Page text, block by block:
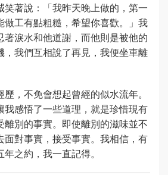
笑著說：「我昨天晚上做的，第一
做工有點粗糙，希望你喜歡。」我
著淚水和他道謝，而他則是被他的
，我們互相說了再見，我便坐車離
，不免會想起曾經的似水流年。
我感悟了一些道理，就是珍惜現有
離別的事實。即使離別的滋味並不
面對事實，接受事實。我相信，有
之約，我一直記得。